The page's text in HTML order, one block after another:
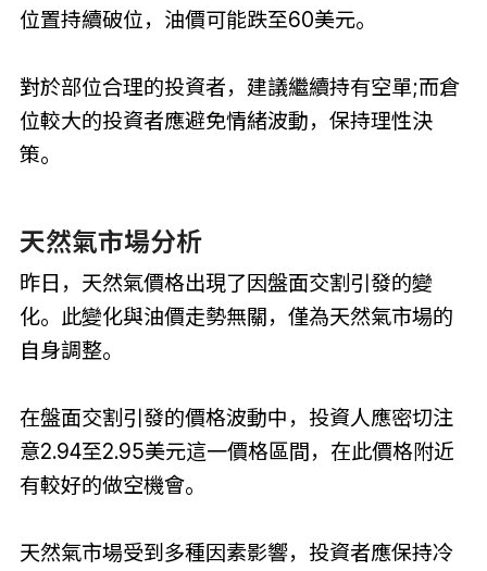
位置持續破位，油價可能跌至60美元。
對於部位合理的投資者，建議繼續持有空單;而倉
位較大的投資者應避免情緒波動，保持理性決
策。
天然氣市場分析
昨日，天然氣價格出現了因盤面交割引發的變
化。此變化與油價走勢無關，僅為天然氣市場的
自身調整。
在盤面交割引發的價格波動中，投資人應密切注
意2.94至2.95美元這一價格區間，在此價格附近
有較好的做空機會。
天然氣市場受到多種因素影響，投資者應保持冷